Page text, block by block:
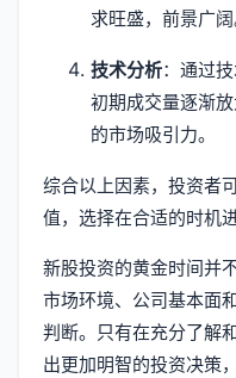
求旺盛，前景广阔
技术分析：通过
初期成交量逐渐
的市场吸引力。
综合以上因素，投资者
值，选择在合适的时机
新股投资的黄金时间并
市场环境、公司基本面
判断。只有在充分了解
出更加明智的投资决策